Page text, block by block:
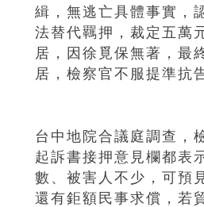
緝，無逃亡具體事實，
法替代羈押，裁定五萬
居，因徐覓保無著，最
居，檢察官不服提準抗
台中地院合議庭調查，
起訴書接押意見欄都表
數、被害人不少，可預
還有鉅額民事求償，若